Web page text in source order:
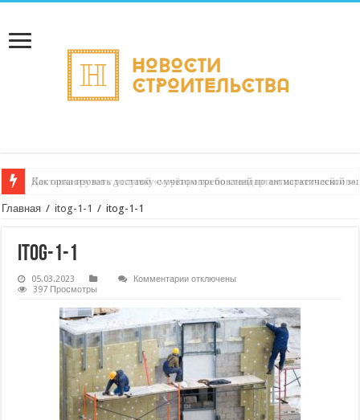
Доставка грузов с услугой «маркировка по стандартам
Главная / itog-1-1 / itog-1-1
itog-1-1
05.03.2023 Комментариик
1-
1
отключены
397 Просмотры